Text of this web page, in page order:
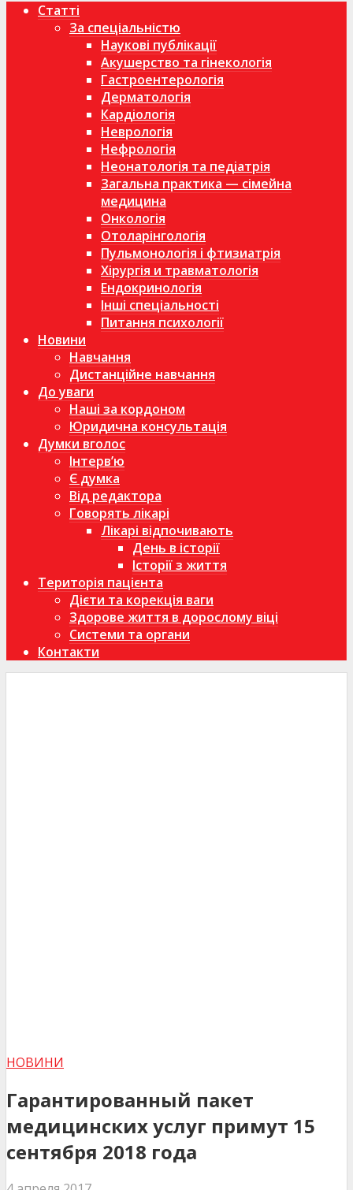
Статті
За спеціальністю
Наукові публікації
Акушерство та гінекологія
Гастроентерологія
Дерматологія
Кардіологія
Неврологія
Нефрологія
Неонатологія та педіатрія
Загальна практика — сімейна
медицина
Онкологія
Отоларінгологія
Пульмонологія і фтизиатрія
Хірургія и травматологія
Ендокринологія
Інші спеціальності
Питання психології
Новини
Навчання
Дистанційне навчання
До уваги
Наші за кордоном
Юридична консультація
Думки вголос
Інтерв’ю
Є думка
Від редактора
Говорять лікарі
Лікарі відпочивають
День в історії
Історії з життя
Територія пацієнта
Дієти та корекція ваги
Здорове життя в дорослому віці
Системи та органи
Контакти
НОВИНИ
Гарантированный пакет
медицинских услуг примут 15
сентября 2018 года